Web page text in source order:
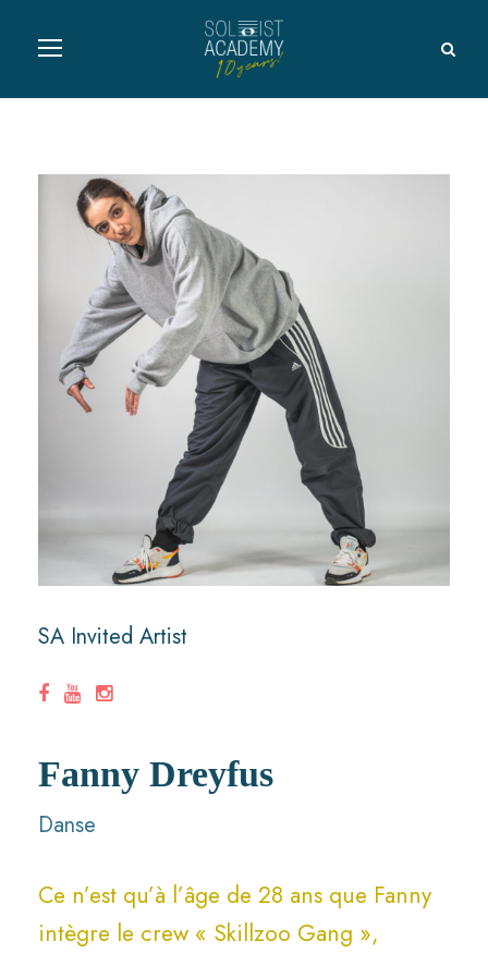
SA Invited Artist
Fanny Dreyfus
Danse
Ce n’est qu’à l’âge de 28 ans que Fanny
intègre le crew « Skillzoo Gang »,